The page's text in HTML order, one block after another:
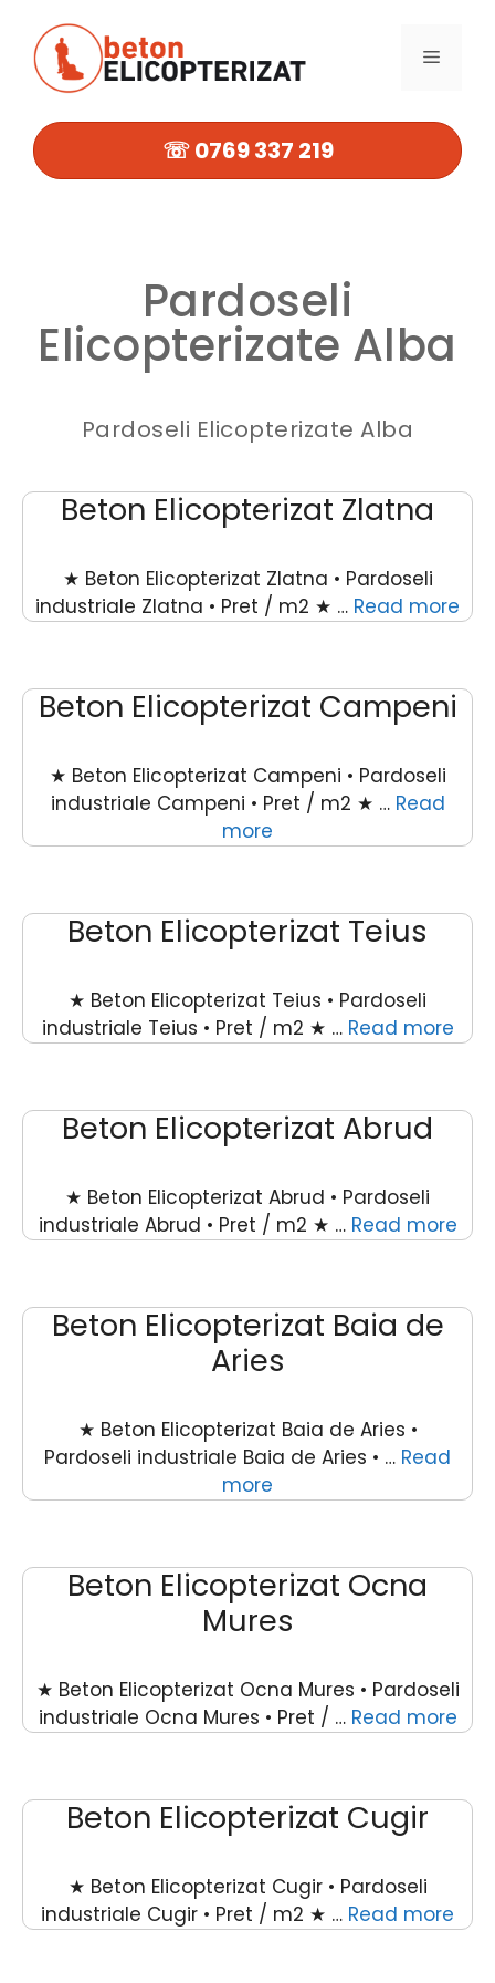
conținut
MENIU
☏ 0769 337 219
Pardoseli
Elicopterizate Alba
Pardoseli Elicopterizate Alba
Beton Elicopterizat Zlatna
★ Beton Elicopterizat Zlatna • Pardoseli
industriale Zlatna • Pret / m2 ★ … Read more
Beton Elicopterizat Campeni
★ Beton Elicopterizat Campeni • Pardoseli
industriale Campeni • Pret / m2 ★ … Read
more
Beton Elicopterizat Teius
★ Beton Elicopterizat Teius • Pardoseli
industriale Teius • Pret / m2 ★ … Read more
Beton Elicopterizat Abrud
★ Beton Elicopterizat Abrud • Pardoseli
industriale Abrud • Pret / m2 ★ … Read more
Beton Elicopterizat Baia de
Aries
★ Beton Elicopterizat Baia de Aries •
Pardoseli industriale Baia de Aries • … Read
more
Beton Elicopterizat Ocna
Mures
★ Beton Elicopterizat Ocna Mures • Pardoseli
industriale Ocna Mures • Pret / … Read more
Beton Elicopterizat Cugir
★ Beton Elicopterizat Cugir • Pardoseli
industriale Cugir • Pret / m2 ★ … Read more